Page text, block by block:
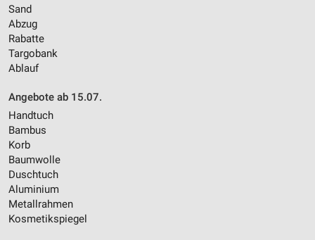
Sand
Abzug
Rabatte
Targobank
Ablauf
Angebote ab 15.07.
Handtuch
Bambus
Korb
Baumwolle
Duschtuch
Aluminium
Metallrahmen
Kosmetikspiegel